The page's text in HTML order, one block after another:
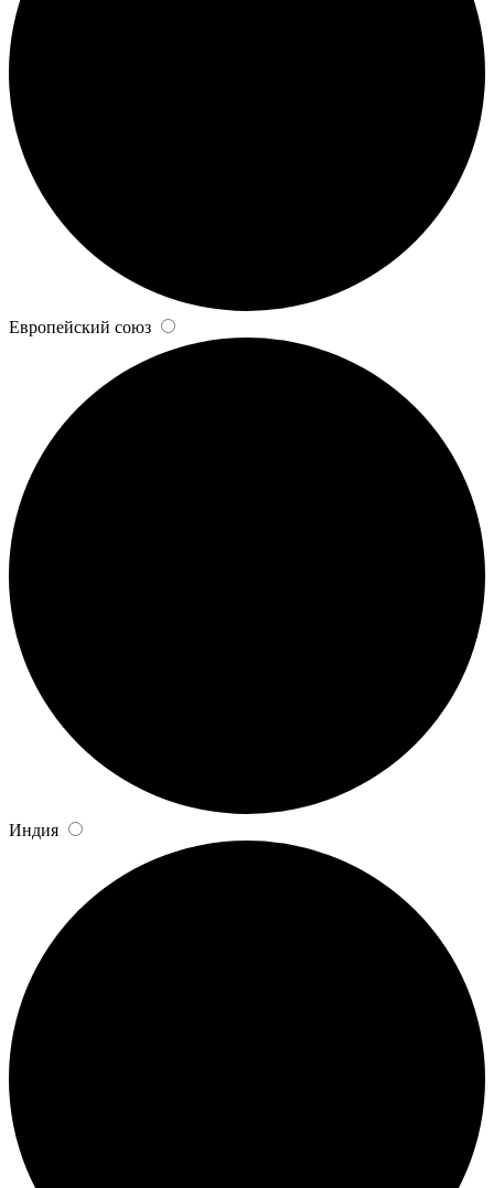
Европейский союз
Индия